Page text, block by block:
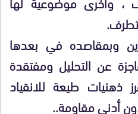
وبمقاصده في بعدها
عن التحليل ومفتقدة
ذهنيات طيعة للانقياد
أدنى مقاومة..